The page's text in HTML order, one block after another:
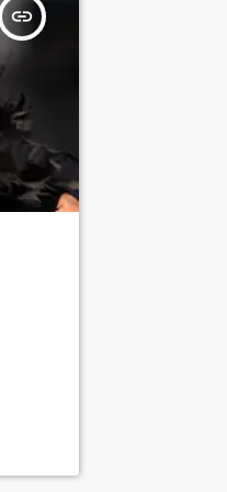
insert_link